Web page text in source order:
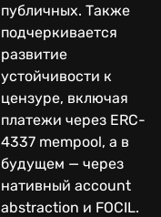
публичных. Также
подчеркивается
развитие
устойчивости к
цензуре, включая
платежи через ERC-
4337 mempool, а в
будущем — через
нативный account
abstraction и FOCIL.